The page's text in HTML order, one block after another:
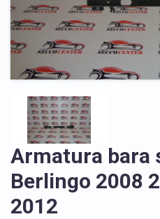
Armatura bara
Berlingo 2008
2012